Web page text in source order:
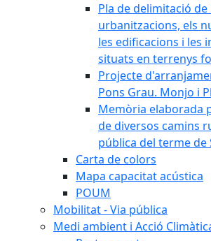
Pla de delimitació de
urbanitzacions, els
les edificacions i les
situats en terrenys
Projecte
Pons Grau. Monjo i
Memòria elaborada
de diversos camins
pública del terme de
Carta de colors
Mapa capacitat acústica
POUM
Mobilitat - Via pública
Medi ambient i Acció